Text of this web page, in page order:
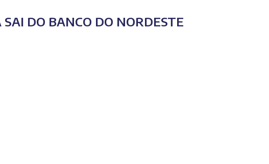
DO BANCO DO NORDESTE